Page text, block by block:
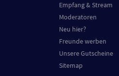
Empfang & Stream
Moderatoren
Neu hier?
Freunde werben
Unsere Gutscheine
Sitemap